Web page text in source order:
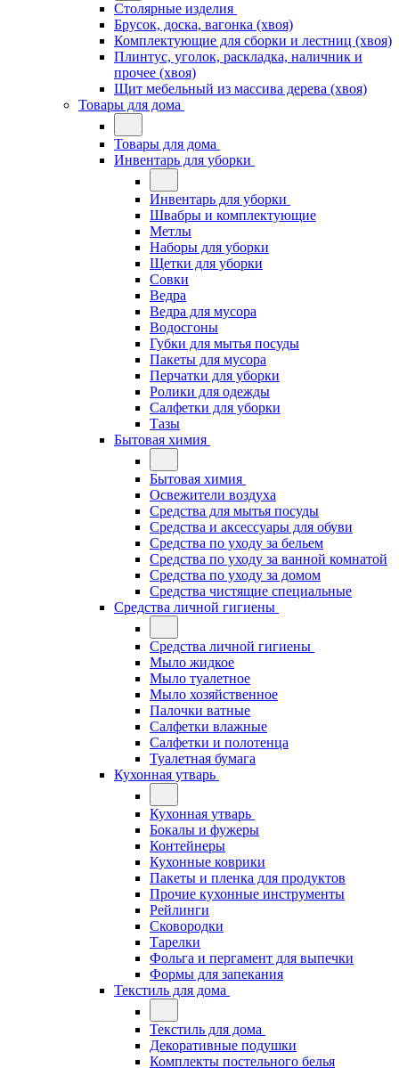
Столярные изделия
Брусок, доска, вагонка (хвоя)
Комплектующие для сборки и лестниц (хвоя)
Плинтус, уголок, раскладка, наличник и
прочее (хвоя)
Щит мебельный из массива дерева (хвоя)
Товары для дома
Товары для дома
Инвентарь для уборки
Инвентарь для уборки
Швабры и комплектующие
Метлы
Наборы для уборки
Щетки для уборки
Совки
Ведра
Ведра для мусора
Водосгоны
Губки для мытья посуды
Пакеты для мусора
Перчатки для уборки
Ролики для одежды
Салфетки для уборки
Тазы
Бытовая химия
Бытовая химия
Освежители воздуха
Средства для мытья посуды
Средства и аксессуары для обуви
Средства по уходу за бельем
Средства по уходу за ванной комнатой
Средства по уходу за домом
Средства чистящие специальные
Средства личной гигиены
Средства личной гигиены
Мыло жидкое
Мыло туалетное
Мыло хозяйственное
Палочки ватные
Салфетки влажные
Салфетки и полотенца
Туалетная бумага
Кухонная утварь
Кухонная утварь
Бокалы и фужеры
Контейнеры
Кухонные коврики
Пакеты и пленка для продуктов
Прочие кухонные инструменты
Рейлинги
Сковородки
Тарелки
Фольга и пергамент для выпечки
Формы для запекания
Текстиль для дома
Текстиль для дома
Декоративные подушки
Комплекты постельного белья